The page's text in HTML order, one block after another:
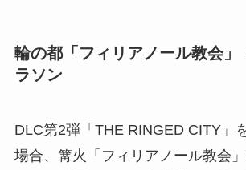
輪の都「フィリアノール教会」
ラソン
DLC第2弾「THE RINGED CITY」
場合、篝火「フィリアノール教会